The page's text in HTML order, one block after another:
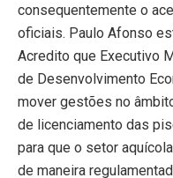
consequentemente o
oficiais. Paulo Afonso
Acredito que Executivo
de Desenvolvimento
mover gestões no
de licenciamento das
para que o setor
de maneira